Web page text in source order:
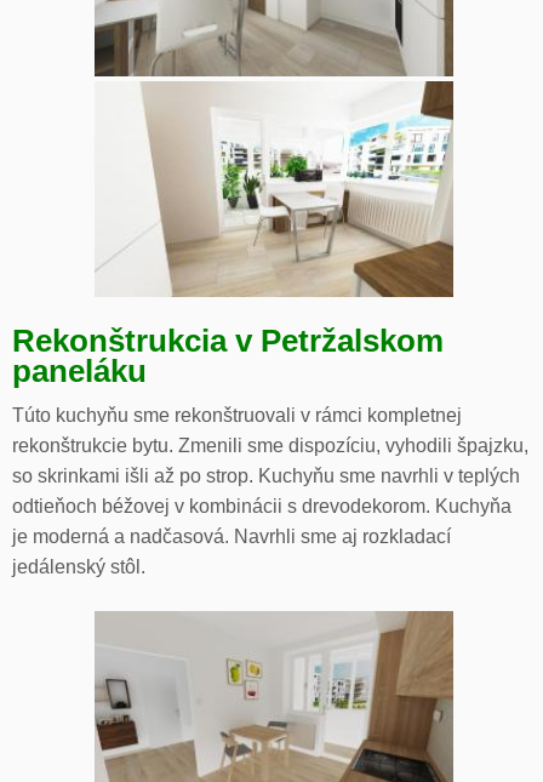
Rekonštrukcia v Petržalskom
paneláku
Túto kuchyňu sme rekonštruovali v rámci kompletnej
rekonštrukcie bytu. Zmenili sme dispozíciu, vyhodili špajzku,
so skrinkami išli až po strop. Kuchyňu sme navrhli v teplých
odtieňoch béžovej v kombinácii s drevodekorom. Kuchyňa
je moderná a nadčasová. Navrhli sme aj rozkladací
jedálenský stôl.